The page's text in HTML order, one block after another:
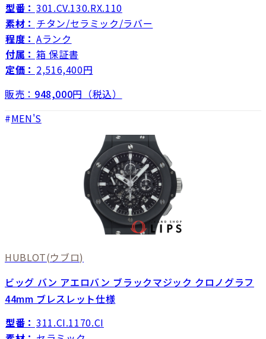
型番： 301.CV.130.RX.110
素材： チタン/セラミック/ラバー
程度： Aランク
付属： 箱 保証書
定価： 2,516,400円
販売： 948,000円（税込）
MEN'S
HUBLOT(ウブロ)
ビッグ バン アエロバン ブラックマジック クロノグラフ
44mm ブレスレット仕様
型番： 311.CI.1170.CI